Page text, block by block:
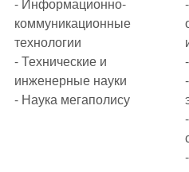
коммуникационные
технологии
- Технические и
инженерные науки
- Наука мегаполису